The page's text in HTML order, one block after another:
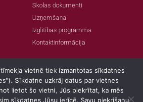
Skolas dokumenti
Uzņemšana
Izglītības programma
Kontaktinformācija
Visas tiesības aizsargātas
vietnē tiek izmantotas sīkdatnes
Sīkdatne uzkrāj datus par vietnes
lietot šo vietni, Jūs piekrītat, ka mēs
sīkdatnes Jūsu ierīcē. Savu piekrišanu